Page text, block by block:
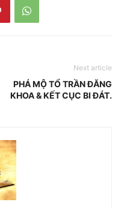
Next article
PHÁ MỘ TỔ TRẦN ĐĂNG
KHOA & KẾT CỤC BI ĐÁT.